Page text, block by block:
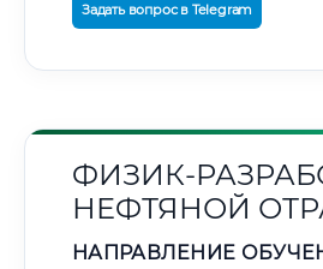
Задать вопрос в Telegram
ФИЗИК-
НЕФТЯНОЙ
НАПРАВЛЕНИЕ